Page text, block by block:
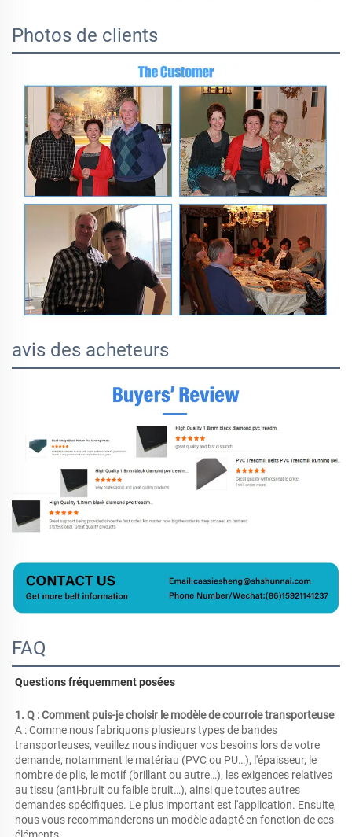
Photos de clients
avis des acheteurs
FAQ
Questions fréquemment posées
1. Q : Comment puis-je choisir le modèle de courroie transporteuse
A : Comme nous fabriquons plusieurs types de bandes
transporteuses, veuillez nous indiquer vos besoins lors de votre
demande, notamment le matériau (PVC ou PU…), l'épaisseur, le
nombre de plis, le motif (brillant ou autre…), les exigences relatives
au tissu (anti-bruit ou faible bruit…), ainsi que toutes autres
demandes spécifiques. Le plus important est l'application. Ensuite,
nous vous recommanderons un modèle adapté en fonction de ces
éléments